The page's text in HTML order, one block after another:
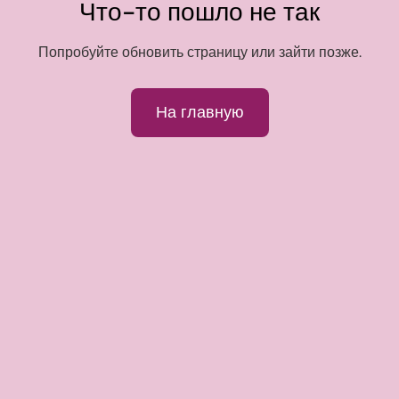
Что-то пошло не так
Попробуйте обновить страницу или зайти позже.
На главную